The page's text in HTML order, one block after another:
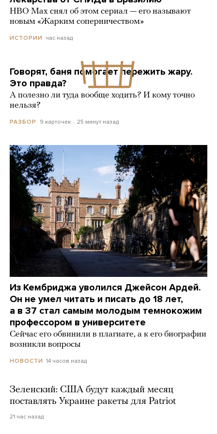
HBO Max снял об этом сериал — его называют
новым «Жарким соперничеством»
ИСТОРИИ час назад
Говорят, баня помогает пережить жару.
Это правда?
А полезно ли туда вообще ходить? И кому точно
нельзя?
РАЗБОР 9 карточек 25 минут назад
Из Кембриджа уволился Джейсон Ардей.
Он не умел читать и писать до 18 лет,
а в 37 стал самым молодым темнокожим
профессором в университете
Сейчас его обвинили в плагиате, а к его биографии
возникли вопросы
НОВОСТИ 14 часов назад
Зеленский: США будут каждый месяц
поставлять Украине ракеты для Patriot
21 час назад